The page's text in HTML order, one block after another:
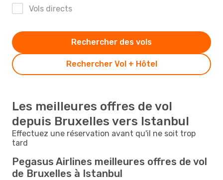
Vols directs
Rechercher Vol + Hôtel
Rechercher des vols
Les meilleures offres de vol
depuis Bruxelles vers Istanbul
Effectuez une réservation avant qu'il ne soit trop
tard
Pegasus Airlines meilleures offres de vol
de Bruxelles à Istanbul